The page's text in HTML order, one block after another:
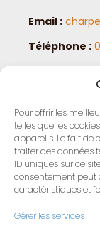
Pour offrir les
telles que les
appareils. Le fait de
traiter des données
ID uniques sur ce
consentement peut
caractéristiques et
Gérer les services
Email :
Téléphone :